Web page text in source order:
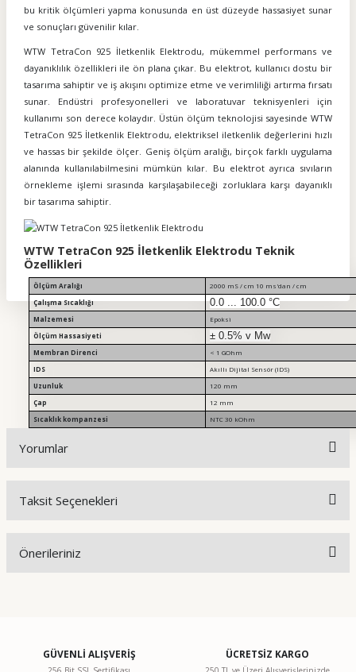
bu kritik ölçümleri yapma konusunda en üst düzeyde hassasiyet sunar
ve sonuçları güvenilir kılar.
WTW TetraCon 925 İletkenlik Elektrodu, mükemmel performans ve
dayanıklılık özellikleri ile ön plana çıkar. Bu elektrot, kullanıcı dostu bir
tasarıma sahiptir ve iş akışını optimize etme ve verimliliği artırma fırsatı
sunar. Endüstri profesyonelleri ve laboratuvar teknisyenleri için
kullanımı son derece kolaydır. Üstün ölçüm teknolojisi sayesinde WTW
TetraCon 925 İletkenlik Elektrodu, elektriksel iletkenlik değerlerini hızlı
ve hassas bir şekilde ölçer. Geniş ölçüm aralığı, birçok farklı uygulama
alanında kullanılabilmesini mümkün kılar. Bu elektrot ayrıca sıvıların
örnekleme işlemi sırasında karşılaşabileceği zorluklara karşı dayanıklı
bir tasarıma sahiptir.
WTW TetraCon 925 İletkenlik Elektrodu Teknik
Özellikleri
Ölçüm Aralığı
2000 mS / cm 10 ms'dan / cm
Çalışma Sıcaklığı
0.0 ... 100.0 °C
Malzemesi
Epoksi
Ölçüm Hassasiyeti
± 0.5% v Mw
Membran Direnci
< 1 GOhm
IDS
Akıllı Dijital Sensör (IDS)
Uzunluk
120 mm
Çap
12 mm
Sıcaklık kompanzesi
NTC 30 kOhm
Yorumlar
Taksit Seçenekleri
Önerileriniz
GÜVENLİ ALIŞVERİŞ ÜCRETSİZ KARGO